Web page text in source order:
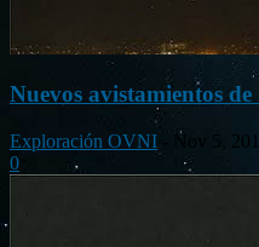
Nuevos avistamientos
Exploración OVNI - Nov 5,
0